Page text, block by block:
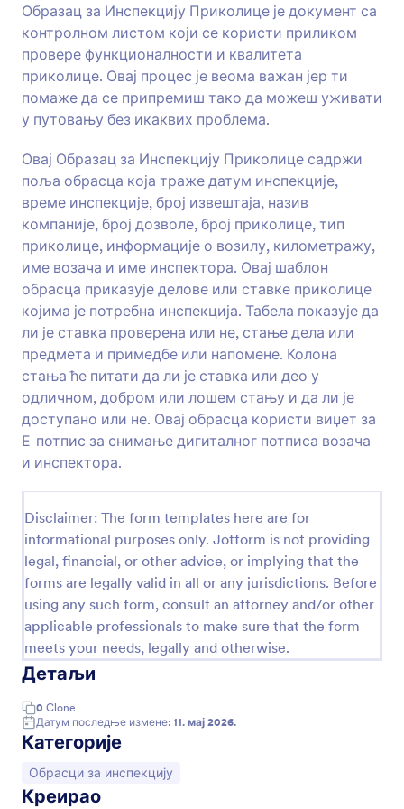
Образац за Инспекцију Приколице је документ са
контролном листом који се користи приликом
провере функционалности и квалитета
приколице. Овај процес је веома важан јер ти
помаже да се припремиш тако да можеш уживати
у путовању без икаквих проблема.
Овај Образац за Инспекцију Приколице садржи
поља обрасца која траже датум инспекције,
време инспекције, број извештаја, назив
компаније, број дозволе, број приколице, тип
приколице, информације о возилу, километражу,
име возача и име инспектора. Овај шаблон
обрасца приказује делове или ставке приколице
којима је потребна инспекција. Табела показује да
ли је ставка проверена или не, стање дела или
предмета и примедбе или напомене. Колона
стања ће питати да ли је ставка или део у
одличном, добром или лошем стању и да ли је
доступано или не. Овај обрасца користи виџет за
Е-потпис за снимање дигиталног потписа возача
и инспектора.
Disclaimer: The form templates here are for
informational purposes only. Jotform is not providing
legal, financial, or other advice, or implying that the
forms are legally valid in all or any jurisdictions. Before
using any such form, consult an attorney and/or other
applicable professionals to make sure that the form
meets your needs, legally and otherwise.
Детаљи
0 Clone
Датум последње измене: 11. мај 2026.
Категорије
Иди на категорију:
Обрасци за инспекцију
Креирао
твојим пословним потребама! Ако користиш
образац захтева за инспекцију, мораћеш да
пратиш све своје инспекције на
централизованом месту. Уз Jotform-ову
бесплатну апликацију за праћење инспекција,
можеш пратити све, од времена инспекције до
белешки и фотографија. Без обзира на то како
своје податке на једном месту.
Преглед
Контролна Листа Собе за Госте
Образац за Контролну Листа Собе за Госте
процес након одјаве гостију. Током процеса
чишћења, собарица може брзо да провери
стање собе и може да означи делове собе које
треба поправити. Шаблон обрасца може се
прилагодити тако да прикупља информације
које су релевантне за тип смештаја који
пружаш. Користи овај шаблон контролне листе
собе за госте као основу за свој образац, а
затим га прилагоди помоћу виџета или
апликација да олакшаш прикупљање
информација.
Go to Category:
Обрасци за инспекцију
Користи Шаблон
Преглед